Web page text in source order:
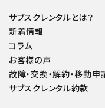
サブスクレンタルとは？
新着情報
コラム
お客様の声
故障・交換・解約・移動申
サブスクレンタル約款